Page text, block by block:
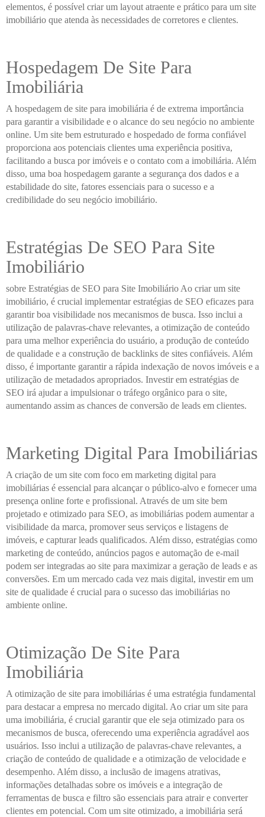
elementos, é possível criar um layout atraente e prático para um site
imobiliário que atenda às necessidades de corretores e clientes.
Hospedagem De Site Para
Imobiliária
A hospedagem de site para imobiliária é de extrema importância
para garantir a visibilidade e o alcance do seu negócio no ambiente
online. Um site bem estruturado e hospedado de forma confiável
proporciona aos potenciais clientes uma experiência positiva,
facilitando a busca por imóveis e o contato com a imobiliária. Além
disso, uma boa hospedagem garante a segurança dos dados e a
estabilidade do site, fatores essenciais para o sucesso e a
credibilidade do seu negócio imobiliário.
Estratégias De SEO Para Site
Imobiliário
sobre Estratégias de SEO para Site Imobiliário Ao criar um site
imobiliário, é crucial implementar estratégias de SEO eficazes para
garantir boa visibilidade nos mecanismos de busca. Isso inclui a
utilização de palavras-chave relevantes, a otimização de conteúdo
para uma melhor experiência do usuário, a produção de conteúdo
de qualidade e a construção de backlinks de sites confiáveis. Além
disso, é importante garantir a rápida indexação de novos imóveis e a
utilização de metadados apropriados. Investir em estratégias de
SEO irá ajudar a impulsionar o tráfego orgânico para o site,
aumentando assim as chances de conversão de leads em clientes.
Marketing Digital Para Imobiliárias
A criação de um site com foco em marketing digital para
imobiliárias é essencial para alcançar o público-alvo e fornecer uma
presença online forte e profissional. Através de um site bem
projetado e otimizado para SEO, as imobiliárias podem aumentar a
visibilidade da marca, promover seus serviços e listagens de
imóveis, e capturar leads qualificados. Além disso, estratégias como
marketing de conteúdo, anúncios pagos e automação de e-mail
podem ser integradas ao site para maximizar a geração de leads e as
conversões. Em um mercado cada vez mais digital, investir em um
site de qualidade é crucial para o sucesso das imobiliárias no
ambiente online.
Otimização De Site Para
Imobiliária
A otimização de site para imobiliárias é uma estratégia fundamental
para destacar a empresa no mercado digital. Ao criar um site para
uma imobiliária, é crucial garantir que ele seja otimizado para os
mecanismos de busca, oferecendo uma experiência agradável aos
usuários. Isso inclui a utilização de palavras-chave relevantes, a
criação de conteúdo de qualidade e a otimização de velocidade e
desempenho. Além disso, a inclusão de imagens atrativas,
informações detalhadas sobre os imóveis e a integração de
ferramentas de busca e filtro são essenciais para atrair e converter
clientes em potencial. Com um site otimizado, a imobiliária será